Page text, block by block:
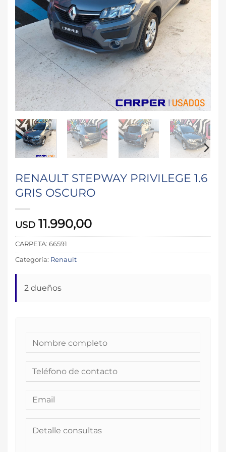
RENAULT STEPWAY PRIVILEGE 1.6
GRIS OSCURO
USD 11.990,00
CARPETA: 66591
Categoría: Renault
2 dueños